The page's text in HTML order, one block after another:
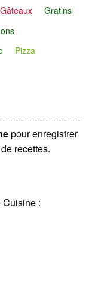
Gâteaux
Gratins
Pizza
pour enregistrer
recettes.
Cuisine :